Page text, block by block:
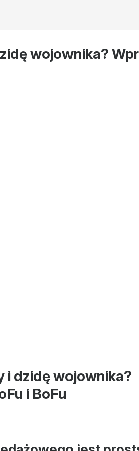
wojownika?
i dzidę wojownika?
i BoFu